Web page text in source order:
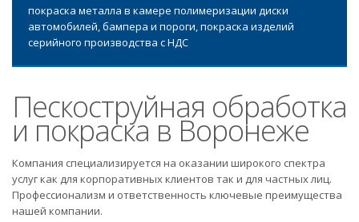
покраска металла в камере полимеризации диски
автомобилей, бампера и пороги, покраска изделий
серийного производства с НДС
Пескоструйная обработка
и покраска в Воронеже
Компания специализируется на оказании широкого спектра
услуг как для корпоративных клиентов так и для частных лиц.
Профессионализм и ответственность ключевые преимущества
нашей компании.